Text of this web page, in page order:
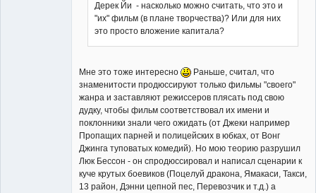
Дерек Йи - насколько можно считать, что это и
"их" фильм (в плане творчества)? Или для них
это просто вложение капитала?
Мне это тоже интересно
Раньше, считал, что
знаменитости продюссируют только фильмы "своего"
жанра и заставляют режиссеров плясать под свою
дудку, чтобы фильм соответствовал их имени и
поклонники знали чего ожидать (от Джеки например
Пропащих парней и полицейских в юбках, от Вонг
Джинга туповатых комедий). Но мою теорию разрушил
Люк Бессон - он спродюссировал и написал сценарии к
куче крутых боевиков (Поцелуй дракона, Ямакаси, Такси,
13 район, Дэнни цепной пес, Перевозчик и т.д.) а